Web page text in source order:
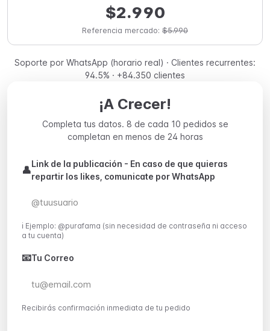
$2.990
Referencia mercado: $5.990
Soporte por WhatsApp (horario real) · Clientes recurrentes:
94.5% · +84.350 clientes
¡A Crecer!
Completa tus datos. 8 de cada 10 pedidos se
completan en menos de 24 horas
👤
Link de la publicación - En caso de que quieras
repartir los likes, comunicate por WhatsApp
ℹ️ Ejemplo: @purafama (sin necesidad de contraseña ni acceso
a tu cuenta)
📧Tu Correo
Recibirás confirmación inmediata de tu pedido